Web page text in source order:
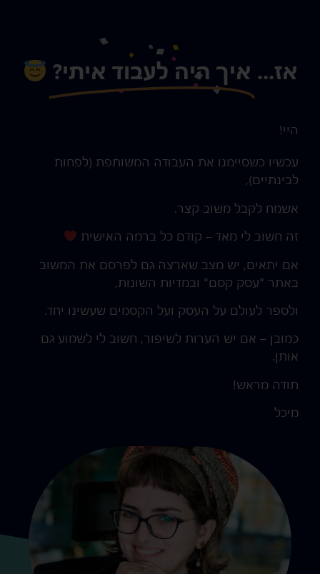
אז... איך היה לעבוד איתי?
היי!
עכשיו כשסיימנו את העבודה המשותפת (לפחות
לבינתיים),
אשמח לקבל משוב קצר.
זה חשוב לי מאד – קודם כל ברמה האישית
אם יתאים, יש מצב שארצה גם לפרסם את המשוב
באתר "עסק קסם" ובמדיות השונות,
ולספר לעולם על העסק ועל הקסמים שעשינו יחד.
כמובן – אם יש הערות לשיפור, חשוב לי לשמוע גם
אותן.
תודה מראש!
מיכל